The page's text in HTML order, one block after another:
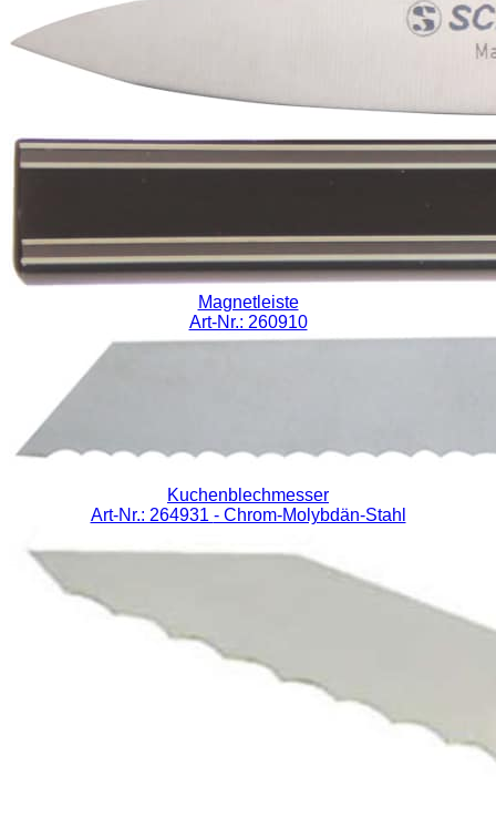
Magnetleiste
Art-Nr.: 260910
Kuchenblechmesser
Art-Nr.: 264931 - Chrom-Molybdän-Stahl